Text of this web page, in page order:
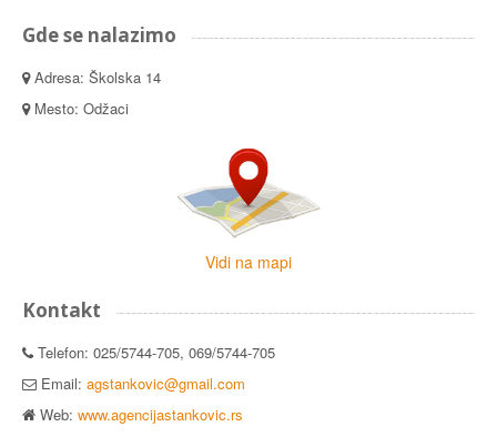
Gde se nalazimo
Adresa: Školska 14
Mesto: Odžaci
Vidi na mapi
Kontakt
Telefon: 025/5744-705, 069/5744-705
Email: agstankovic@gmail.com
Web: www.agencijastankovic.rs